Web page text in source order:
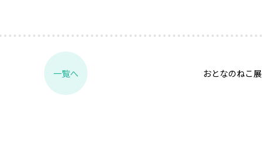
一覧へ おとなのねこ展